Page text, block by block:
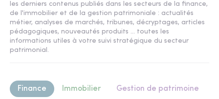
les derniers contenus publiés dans les secteurs de la finance,
de l'immobilier et de la gestion patrimoniale : actualités
métier, analyses de marchés, tribunes, décryptages, articles
pédagogiques, nouveautés produits ... toutes les
informations utiles à votre suivi stratégique du secteur
patrimonial.
Finance Immobilier Gestion de patrimoine